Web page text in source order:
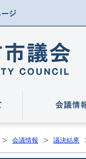
会議情報 議決結果